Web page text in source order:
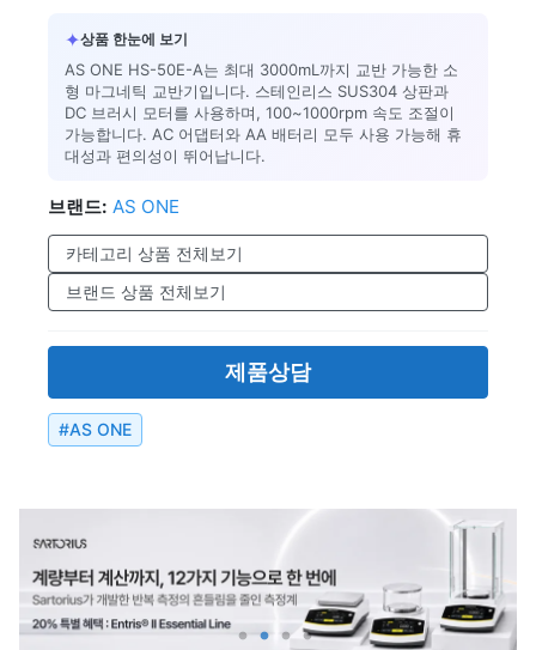
✦상품 한눈에 보기
AS ONE HS-50E-A는 최대 3000mL까지 교반 가능한 소
형 마그네틱 교반기입니다. 스테인리스 SUS304 상판과
DC 브러시 모터를 사용하며, 100~1000rpm 속도 조절이
가능합니다. AC 어댑터와 AA 배터리 모두 사용 가능해 휴
대성과 편의성이 뛰어납니다.
브랜드: AS ONE
카테고리 상품 전체보기
브랜드 상품 전체보기
제품상담
#AS ONE